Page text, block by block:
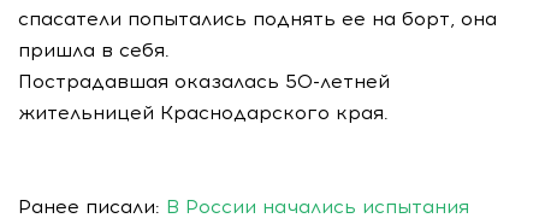
спасатели попытались поднять ее на борт, она
пришла в себя.
Пострадавшая оказалась 50-летней
жительницей Краснодарского края.
Ранее писали: В России начались испытания